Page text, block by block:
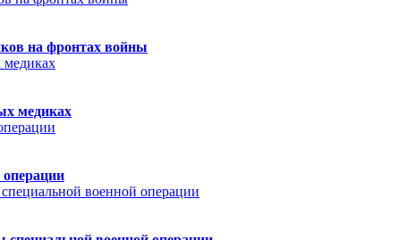
на фронтах войны
медиках
операции